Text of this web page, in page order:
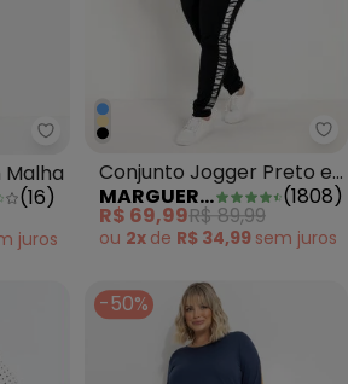
Marguerite - Conjunto Preto
(16)
juros
Conjunto Jogger Preto e
Zebra Plus Size
MARGUERITE (1808)
R$ 69,99R$ 89,99
ou 2x de R$ 34,99 sem juros
-50%